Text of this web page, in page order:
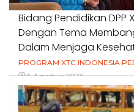
Bidang Pendidikan DPP
Dengan Tema
Dalam Menjaga
PROGRAM XTC INDONESIA
5 Agustus 2026